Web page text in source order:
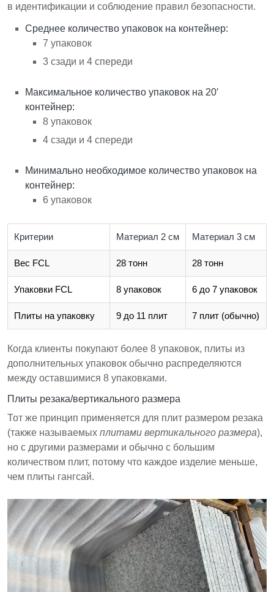
в идентификации и соблюдение правил безопасности.
Среднее количество упаковок на контейнер:
7 упаковок
3 сзади и 4 спереди
Максимальное количество упаковок на 20′
контейнер:
8 упаковок
4 сзади и 4 спереди
Минимально необходимое количество упаковок на
контейнер:
6 упаковок
Критерии Материал 2 см Материал 3 см
Вес FCL 28 тонн 28 тонн
Упаковки FCL 8 упаковок 6 до 7 упаковок
Плиты на упаковку 9 до 11 плит 7 плит (обычно)
Когда клиенты покупают более 8 упаковок, плиты из
дополнительных упаковок обычно распределяются
между оставшимися 8 упаковками.
Плиты резака/вертикального размера
Тот же принцип применяется для плит размером резака
(также называемых плитами вертикального размера),
но с другими размерами и обычно с большим
количеством плит, потому что каждое изделие меньше,
чем плиты гангсай.